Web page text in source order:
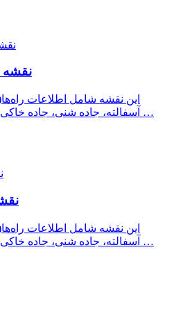
نقشه
این نقشه شامل اطلاعات
آسفالته، جاده شنی، جاده خاکی، سایر جاده‌ها) با ذکر مسافت …
این نقشه شامل اطلاعات
آسفالته، جاده شنی، جاده خاکی، سایر جاده‌ها) با ذکر مسافت …